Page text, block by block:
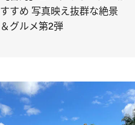
すすめ 写真映え抜群な絶景
＆グルメ第2弾